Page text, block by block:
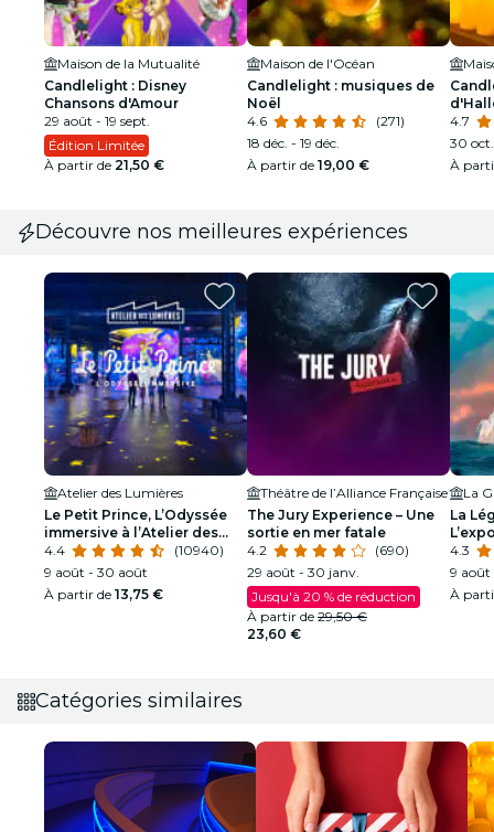
Maison de la Mutualité
Candlelight : Disney
Chansons d'Amour
29 août - 19 sept.
Édition Limitée
À partir de 21,50 €
Maison de l'Océan
Candlelight : musiques de
Noël
4.6
(271)
18 déc. - 19 déc.
À partir de 19,00 €
4.7
30 oct.
À
Découvre nos meilleures expériences
Atelier des Lumières
Le Petit Prince, L’Odyssée
immersive à l’Atelier des
Lumières
4.4
(10940)
9 août - 30 août
À partir de 13,75 €
Théâtre de l’Alliance Française
The Jury Experience – Une
sortie en mer fatale
4.2
(690)
29 août - 30 janv.
Jusqu'à 20 % de réduction
À partir de 29,50 €
23,60 €
La
La
4.3
9 août
À
Catégories similaires